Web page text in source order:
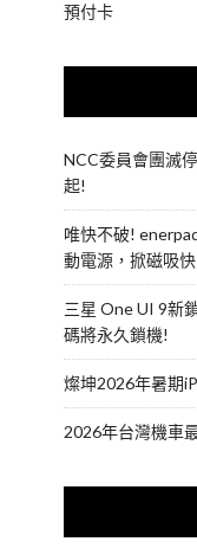
預付卡
NCC委員會團滅
起!
唯快不破!
動電源，掀磁吸
三星 One UI 9新
碼將永久鎖機!
燦坤2026年暑期
2026年台灣機車